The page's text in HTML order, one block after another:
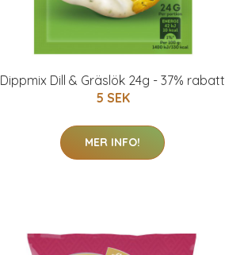
Dippmix Dill & Gräslök 24g - 37% rabatt
5 SEK
MER INFO!